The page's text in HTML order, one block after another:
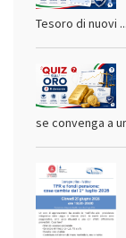
Tesoro di nuovi ...
se convenga a